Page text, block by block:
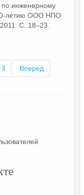
по инженерному
летию ООО НПО
С. 18–23.
3 Вперед